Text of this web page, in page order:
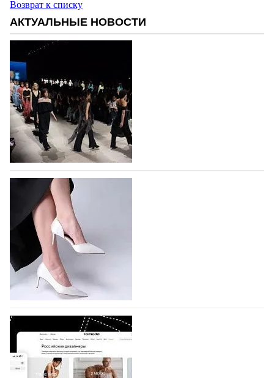
Возврат к списку
АКТУАЛЬНЫЕ НОВОСТИ
На участие в Московской неделе моды
подано 1047 заявок
На участие в седьмой Московской неделе моды,
которая пройдет в российской столице с 26 сентября
по 1 октября, уже подано 1047 заявок. Примерно
половину из них (494) прислали дизайнеры,
коллекции которых не были представлены в…
07.08.2026 736
BALLINA представит свои новинки на Euro
Shoes
Компания BALLINA Guangzhou Lihuang Footwear